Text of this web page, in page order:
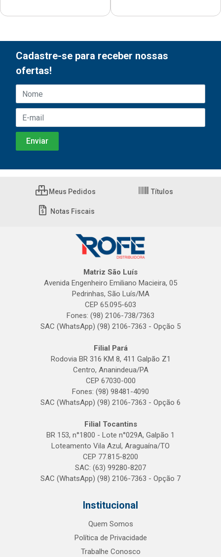
Cadastre-se para receber nossas
ofertas!
Meus Pedidos Títulos
Notas Fiscais
Matriz São Luís
Avenida Engenheiro Emiliano Macieira, 05
Pedrinhas, São Luís/MA
CEP 65.095-603
Fones: (98) 2106-738/7363
SAC (WhatsApp) (98) 2106-7363 - Opção 5
Filial Pará
Rodovia BR 316 KM 8, 411 Galpão Z1
Centro, Ananindeua/PA
CEP 67030-000
Fones: (98) 98481-4090
SAC (WhatsApp) (98) 2106-7363 - Opção 6
Filial Tocantins
BR 153, n°1800 - Lote n°029A, Galpão 1
Loteamento Vila Azul, Araguaína/TO
CEP 77.815-8200
SAC: (63) 99280-8207
SAC (WhatsApp) (98) 2106-7363 - Opção 7
Institucional
Quem Somos
Política de Privacidade
Trabalhe Conosco